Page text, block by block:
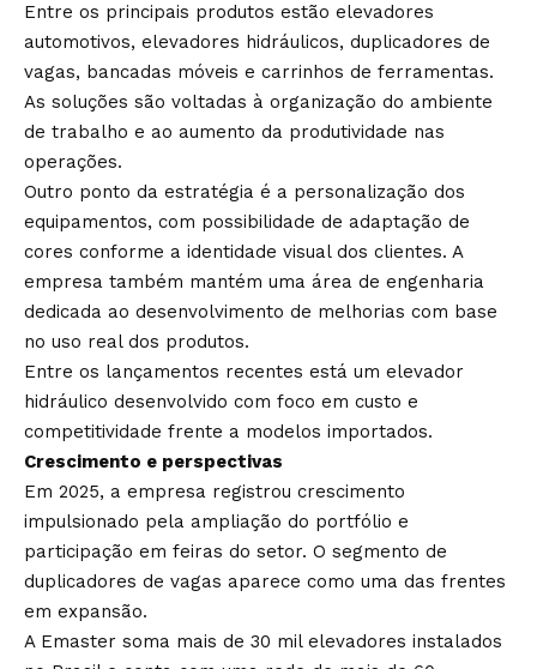
Entre os principais produtos estão elevadores
automotivos, elevadores hidráulicos, duplicadores de
vagas, bancadas móveis e carrinhos de ferramentas.
As soluções são voltadas à organização do ambiente
de trabalho e ao aumento da produtividade nas
operações.
Outro ponto da estratégia é a personalização dos
equipamentos, com possibilidade de adaptação de
cores conforme a identidade visual dos clientes. A
empresa também mantém uma área de engenharia
dedicada ao desenvolvimento de melhorias com base
no uso real dos produtos.
Entre os lançamentos recentes está um elevador
hidráulico desenvolvido com foco em custo e
competitividade frente a modelos importados.
Crescimento e perspectivas
Em 2025, a empresa registrou crescimento
impulsionado pela ampliação do portfólio e
participação em feiras do setor. O segmento de
duplicadores de vagas aparece como uma das frentes
em expansão.
A Emaster soma mais de 30 mil elevadores instalados